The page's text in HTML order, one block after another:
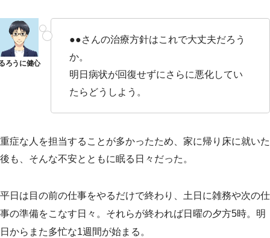
●●さんの治療方針はこれで大丈夫だろう
か。
明日病状が回復せずにさらに悪化してい
たらどうしよう。
重症な人を担当することが多かったため、家に帰り床に就いた
後も、そんな不安とともに眠る日々だった。
平日は目の前の仕事をやるだけで終わり、土日に雑務や次の仕
事の準備をこなす日々。それらが終われば日曜の夕方5時。明
日からまた多忙な1週間が始まる。